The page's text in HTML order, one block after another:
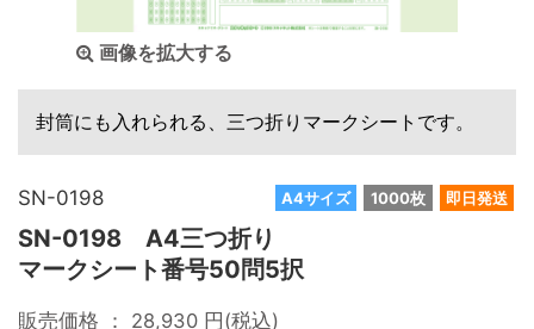
画像を拡大する
封筒にも入れられる、三つ折りマークシートです。
A4サイズ 1000枚 即日発送
SN-0198
SN-0198 A4三つ折り
マークシート番号50問5択
販売価格 ： 28,930 円(税込)